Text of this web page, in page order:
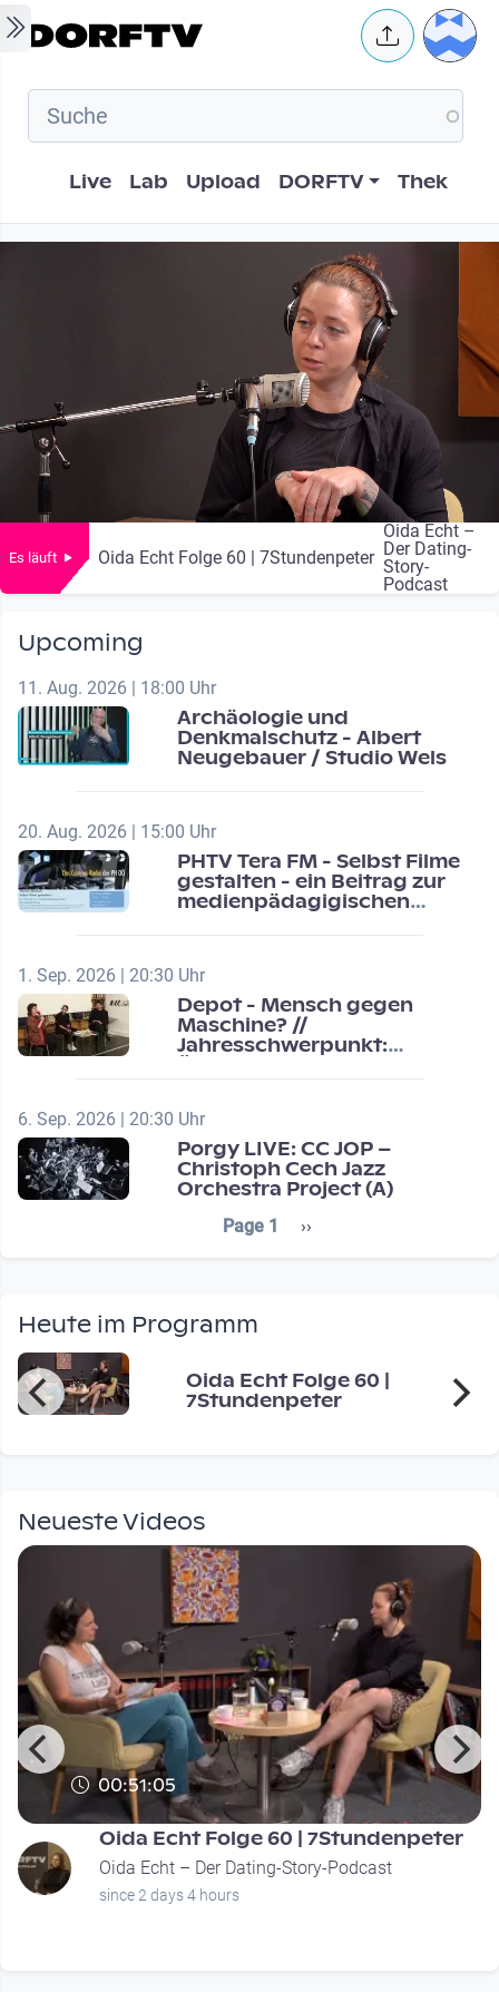
Skip to main content User
Hauptnavigation
Live Lab Upload DORFTV Thek
Es läuft Oida Echt Folge 60 | 7Stundenpeter
Oida Echt –
Der Dating-
Story-
Podcast
Upcoming
11. Aug. 2026 | 18:00 Uhr
Archäologie und
Denkmalschutz - Albert
Neugebauer / Studio Wels
20. Aug. 2026 | 15:00 Uhr
PHTV Tera FM - Selbst Filme
gestalten - ein Beitrag zur
medienpädagigischen
1. Sep. 2026 | 20:30 Uhr
Depot - Mensch gegen
Maschine? //
Jahresschwerpunkt:
6. Sep. 2026 | 20:30 Uhr
Porgy LIVE: CC JOP –
Christoph Cech Jazz
Orchestra Project (A)
Seitennummerierung
Page 1 Next page
››
Heute im Programm
Oida Echt Folge 60 |
7Stundenpeter
Neueste Videos
00:51:05
Oida Echt Folge 60 | 7Stundenpeter
Oida Echt – Der Dating-Story-Podcast
since 2 days 4 hours